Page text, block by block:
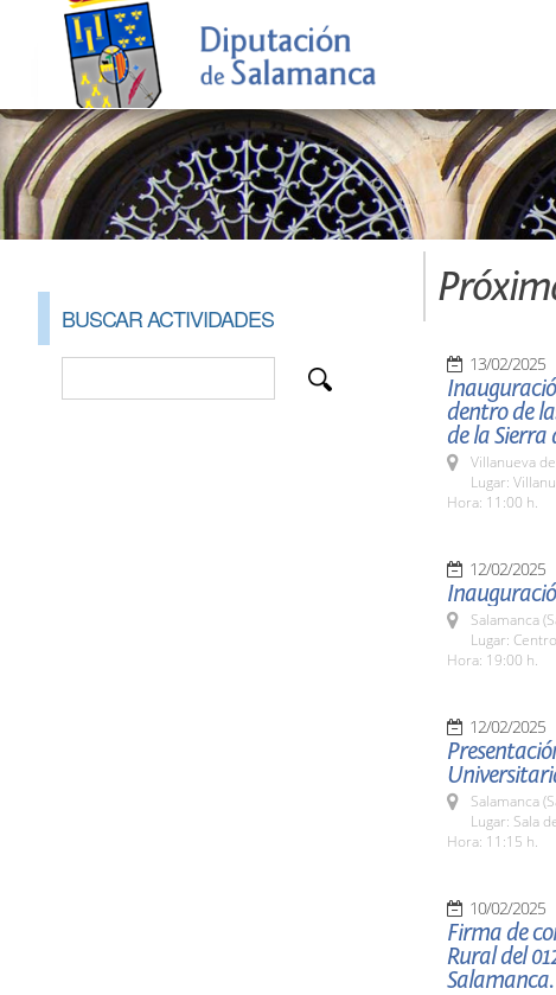
BUSCAR ACTIVIDADES
13/02/2025
dentro de
de la Sierra
Villanueva
Lugar:
Hora: 11:00 h.
12/02/2025
Salamanca
Lugar:
Hora: 19:00 h.
12/02/2025
Salamanca
Lugar: Sala
Hora: 11:15 h.
10/02/2025
Firma de
Rural del
Salamanca.